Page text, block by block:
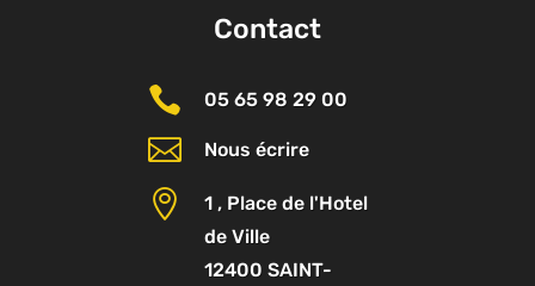
Contact
 05 65 98 29 00
 Nous écrire

1 , Place de l'Hotel
de Ville
12400 SAINT-